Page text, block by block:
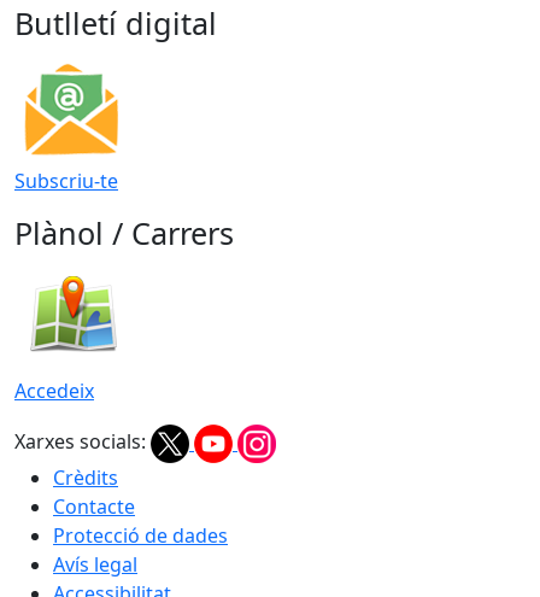
Butlletí digital
Subscriu-te
Plànol / Carrers
Accedeix
Xarxes socials:
Crèdits
Contacte
Protecció de dades
Avís legal